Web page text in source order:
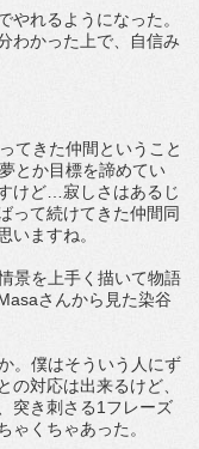
やれるようになった。
わかった上で、自信み
てきた仲間ということ
とか目標を諦めてい
けど…寂しさはあるじ
って続けてきた仲間同
いますね。
景を上手く描いて物語
さんから見た染谷
。僕はそういう人にず
の対応は出来るけど、
突き刺さる1フレーズ
ゃくちゃあった。